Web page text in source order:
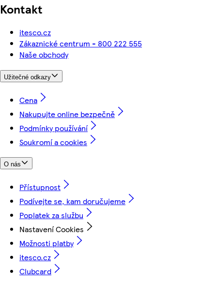
Kontakt
itesco.cz
Zákaznické centrum - 800 222 555
Naše obchody
Užitečné odkazy
Cena
Nakupujte online bezpečně
Podmínky používání
Soukromí a cookies
O nás
Přístupnost
Podívejte se, kam doručujeme
Poplatek za službu
Nastavení Cookies
Možnosti platby
itesco.cz
Clubcard